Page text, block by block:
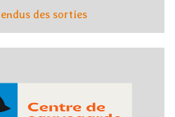
des sorties